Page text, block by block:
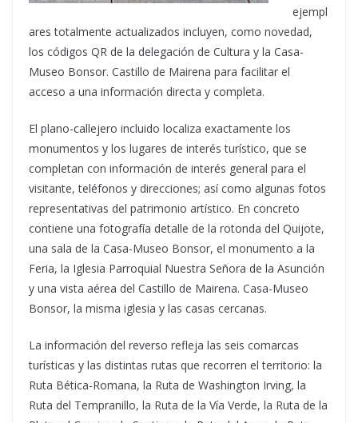
ejempl
ares totalmente actualizados incluyen, como novedad,
los códigos QR de la delegación de Cultura y la Casa-
Museo Bonsor. Castillo de Mairena para facilitar el
acceso a una información directa y completa.
El plano-callejero incluido localiza exactamente los
monumentos y los lugares de interés turístico, que se
completan con información de interés general para el
visitante, teléfonos y direcciones; así como algunas fotos
representativas del patrimonio artístico. En concreto
contiene una fotografía detalle de la rotonda del Quijote,
una sala de la Casa-Museo Bonsor, el monumento a la
Feria, la Iglesia Parroquial Nuestra Señora de la Asunción
y una vista aérea del Castillo de Mairena. Casa-Museo
Bonsor, la misma iglesia y las casas cercanas.
La información del reverso refleja las seis comarcas
turísticas y las distintas rutas que recorren el territorio: la
Ruta Bética-Romana, la Ruta de Washington Irving, la
Ruta del Tempranillo, la Ruta de la Vía Verde, la Ruta de la